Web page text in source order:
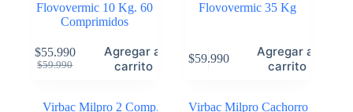
Flovovermic 10 Kg. 60
Comprimidos
$59.990
$55.990
Agregar al
carrito
Flovovermic 35 Kg
$59.990
Agregar al
carrito